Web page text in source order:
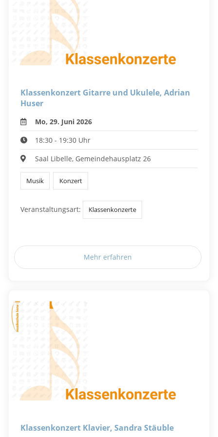
Klassenkonzert Gitarre und Ukulele, Adrian
Huser
Mo, 29. Juni 2026
18:30 - 19:30 Uhr
Saal Libelle, Gemeindehausplatz 26
Musik Konzert
Veranstaltungsart: Klassenkonzerte
Mehr erfahren
Klassenkonzert Klavier, Sandra Stäuble